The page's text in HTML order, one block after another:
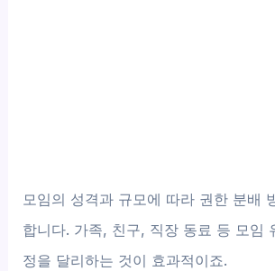
모임의 성격과 규모에 따라 권한 분배
합니다. 가족, 친구, 직장 동료 등 모임
정을 달리하는 것이 효과적이죠.